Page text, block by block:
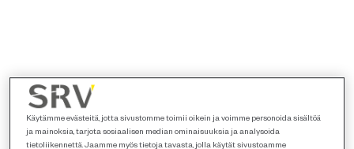
Käytämme evästeitä, jotta sivustomme toimii oikein ja voimme personoida sisältöä
ja mainoksia, tarjota sosiaalisen median ominaisuuksia ja analysoida
tietoliikennettä. Jaamme myös tietoja tavasta, jolla käytät sivustoamme